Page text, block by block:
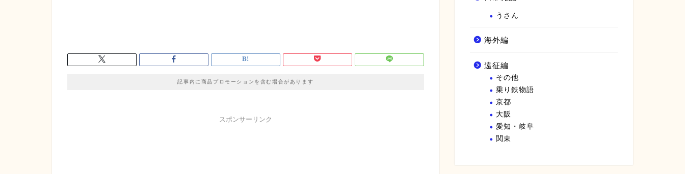
記事内に商品プロモーションを含む場合があります
スポンサーリンク
うさん
海外編
遠征編
その他
乗り鉄物語
京都
大阪
愛知・岐阜
関東